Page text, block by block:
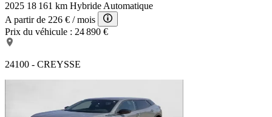
2025 18 161 km Hybride Automatique
A partir de 226 € / mois
Prix du véhicule : 24 890 €
24100 - CREYSSE